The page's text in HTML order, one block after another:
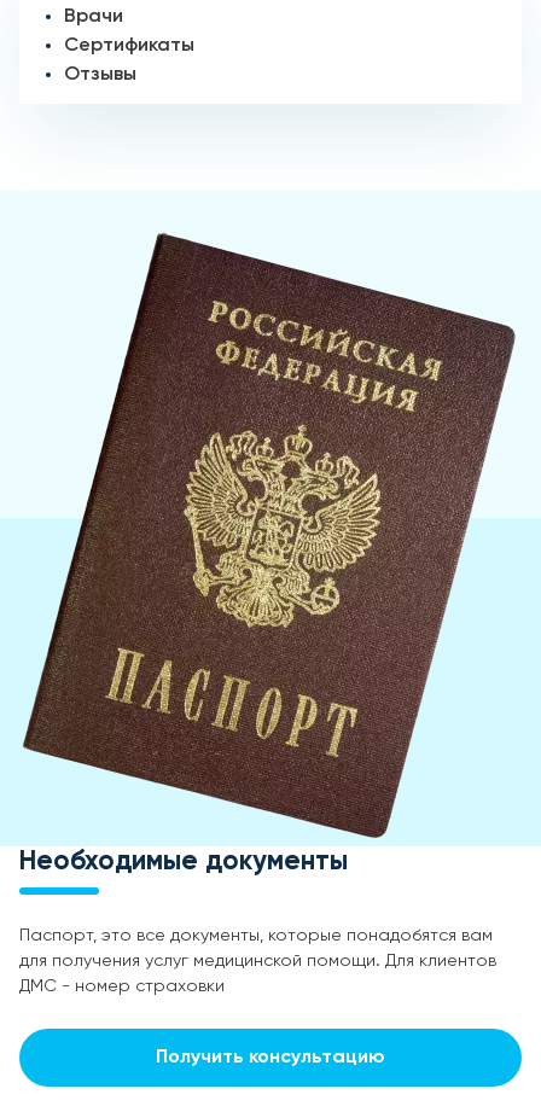
Врачи
Сертификаты
Отзывы
Необходимые документы
Паспорт, это все документы, которые понадобятся вам
для получения услуг медицинской помощи. Для клиентов
ДМС - номер страховки
Получить консультацию